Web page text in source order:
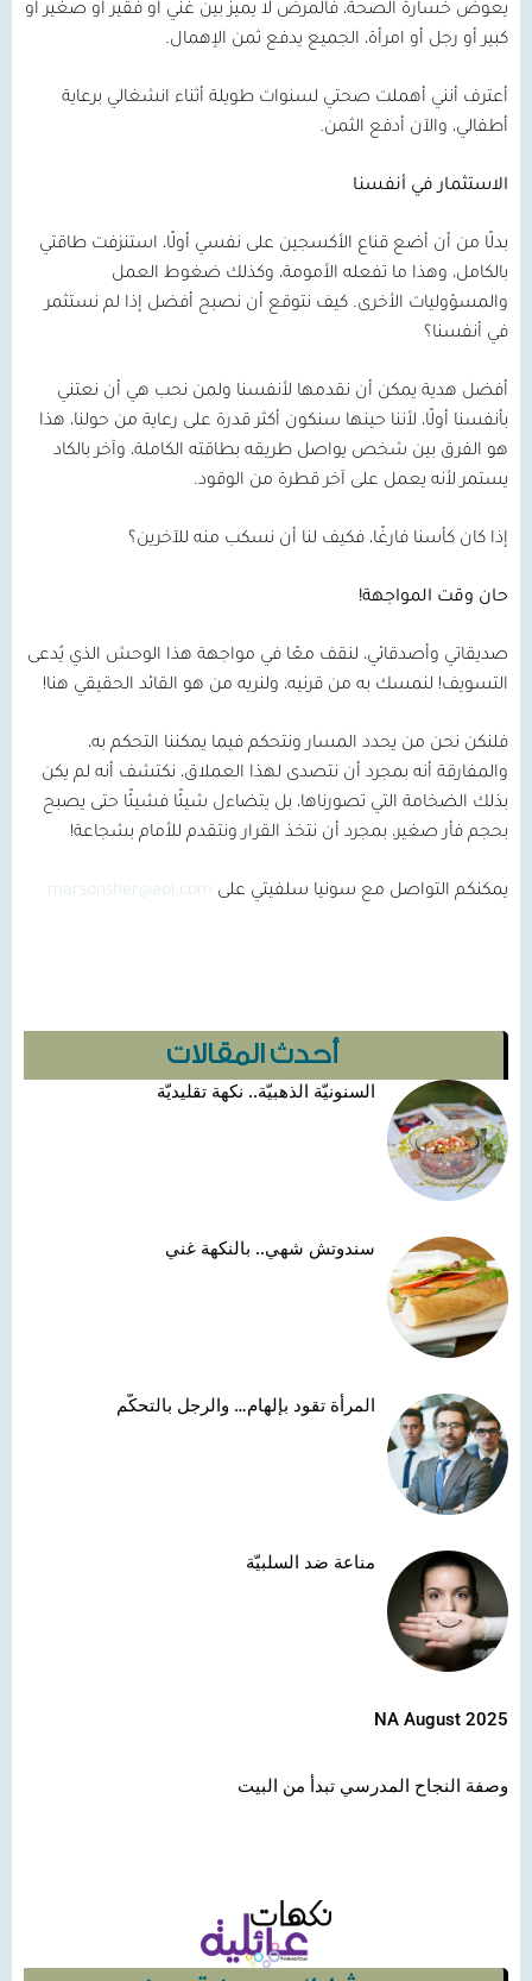
أحدث المقالات
السنونيّة الذهبيّة.. نكهة تقليديّة
سندوتش شهي.. بالنكهة غني
المرأة تقود بإلهام… والرجل بالتحكّم
مناعة ضد السلبيّة
NA August 2025
وصفة النجاح المدرسي تبدأ من البيت
يعوض خسارة الصحة، فالمرض لا يميز بين غني أو فقير أو صغير أو
كبير أو رجل أو امرأة، الجميع يدفع ثمن الإهمال.
أعترف أنني أهملت صحتي لسنوات طويلة أثناء انشغالي برعاية
أطفالي، والآن أدفع الثمن.
الاستثمار في أنفسنا
بدلًا من أن أضع قناع الأكسجين على نفسي أولًا، استنزفت طاقتي
بالكامل، وهذا ما تفعله الأمومة، وكذلك ضغوط العمل
والمسؤوليات الأخرى. كيف نتوقع أن نصبح أفضل إذا لم نستثمر
في أنفسنا؟
أفضل هدية يمكن أن نقدمها لأنفسنا ولمن نحب هي أن نعتني
بأنفسنا أولًا، لأننا حينها سنكون أكثر قدرة على رعاية من حولنا، هذا
هو الفرق بين شخص يواصل طريقه بطاقته الكاملة، وآخر بالكاد
يستمر لأنه يعمل على آخر قطرة من الوقود.
إذا كان كأسنا فارغًا، فكيف لنا أن نسكب منه للآخرين؟
حان وقت المواجهة!
صديقاتي وأصدقائي، لنقف معًا في مواجهة هذا الوحش الذي يُدعى
التسويف! لنمسك به من قرنيه، ولنريه من هو القائد الحقيقي هنا!
فلنكن نحن من يحدد المسار ونتحكم فيما يمكننا التحكم به،
والمفارقة أنه بمجرد أن نتصدى لهذا العملاق، نكتشف أنه لم يكن
بذلك الضخامة التي تصورناها، بل يتضاءل شيئًا فشيئًا حتى يصبح
بحجم فأر صغير، بمجرد أن نتخذ القرار ونتقدم للأمام بشجاعة!
يمكنكم التواصل مع سونيا سلفيتي على marsonsher@aol.com